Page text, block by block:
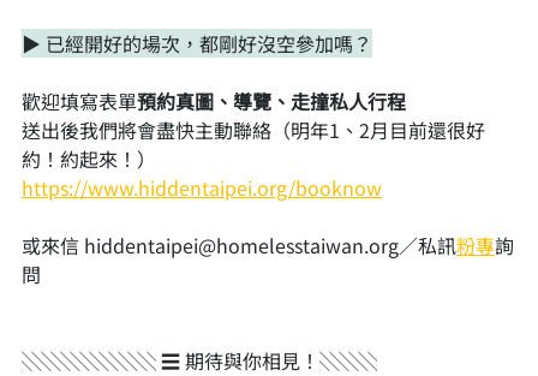
▶ 已經開好的場次，都剛好沒空參加嗎？
歡迎填寫表單預約真圖、導覽、走撞私人行程
送出後我們將會盡快主動聯絡（明年1、2月目前還很好
約！約起來！）
https://www.hiddentaipei.org/booknow
或來信 hiddentaipei@homelesstaiwan.org／私訊粉專詢
問
░░░░░░░ ☰ 期待與你相見！░░░